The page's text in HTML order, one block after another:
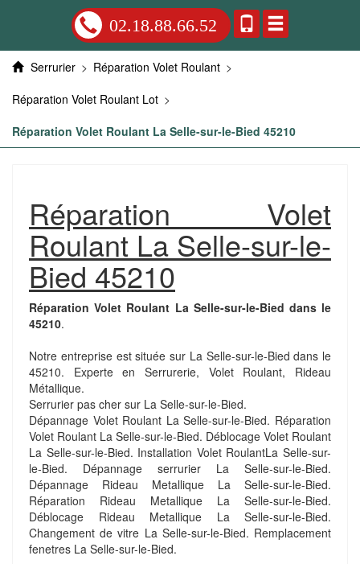
02.18.88.66.52
Serrurier > Réparation Volet Roulant >
Réparation Volet Roulant Lot >
Réparation Volet Roulant La Selle-sur-le-Bied 45210
Réparation Volet
Roulant La Selle-sur-le-
Bied 45210
Réparation Volet Roulant La Selle-sur-le-Bied dans le
45210.
Notre entreprise est située sur La Selle-sur-le-Bied dans le
45210. Experte en Serrurerie, Volet Roulant, Rideau
Métallique.
Serrurier pas cher sur La Selle-sur-le-Bied.
Dépannage Volet Roulant La Selle-sur-le-Bied. Réparation
Volet Roulant La Selle-sur-le-Bied. Déblocage Volet Roulant
La Selle-sur-le-Bied. Installation Volet RoulantLa Selle-sur-
le-Bied. Dépannage serrurier La Selle-sur-le-Bied.
Dépannage Rideau Metallique La Selle-sur-le-Bied.
Réparation Rideau Metallique La Selle-sur-le-Bied.
Déblocage Rideau Metallique La Selle-sur-le-Bied.
Changement de vitre La Selle-sur-le-Bied. Remplacement
fenetres La Selle-sur-le-Bied.